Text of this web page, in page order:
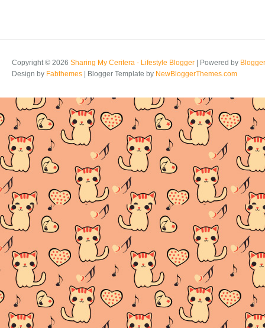
Copyright © 2026 Sharing My Ceritera - Lifestyle Blogger | Powered by Blogger
Design by Fabthemes | Blogger Template by NewBloggerThemes.com